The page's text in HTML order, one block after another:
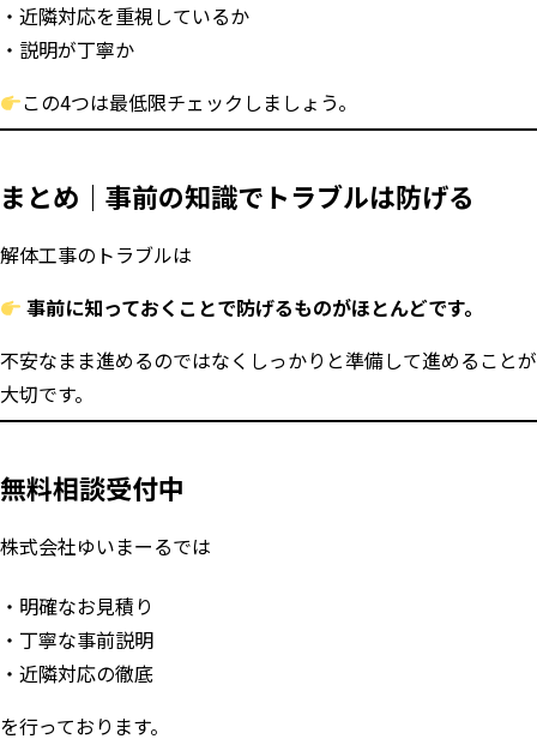
近隣対応を重視しているか
説明が丁寧か
この4つは最低限チェックしましょう。
まとめ｜事前の知識でトラブルは防げる
解体工事のトラブルは
事前に知っておくことで防げるものがほとんどです。
不安なまま進めるのではなくしっかりと準備して進めることが
大切です。
無料相談受付中
株式会社ゆいまーるでは
明確なお見積り
丁寧な事前説明
近隣対応の徹底
を行っております。